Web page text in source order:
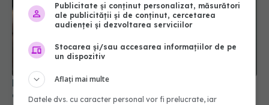
De ce îți amorțesc mâinile și picioarele? 5 cauze
ascunse și când trebuie să mergi la medic
10 ian 2025, 13:24
Publicitate și conținut personalizat, măsurători
ale publicității și de conținut, cercetarea
audienței și dezvoltarea serviciilor
Stocarea și/sau accesarea informațiilor de pe
un dispozitiv
Aflați mai multe
Datele dvs. cu caracter personal vor fi prelucrate, iar